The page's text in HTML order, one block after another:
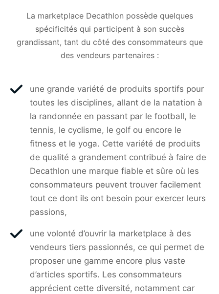
La marketplace Decathlon possède quelques
spécificités qui participent à son succès
grandissant, tant du côté des consommateurs que
des vendeurs partenaires :
une grande variété de produits sportifs pour
toutes les disciplines, allant de la natation à
la randonnée en passant par le football, le
tennis, le cyclisme, le golf ou encore le
fitness et le yoga. Cette variété de produits
de qualité a grandement contribué à faire de
Decathlon une marque fiable et sûre où les
consommateurs peuvent trouver facilement
tout ce dont ils ont besoin pour exercer leurs
passions,
une volonté d’ouvrir la marketplace à des
vendeurs tiers passionnés, ce qui permet de
proposer une gamme encore plus vaste
d’articles sportifs. Les consommateurs
apprécient cette diversité, notamment car